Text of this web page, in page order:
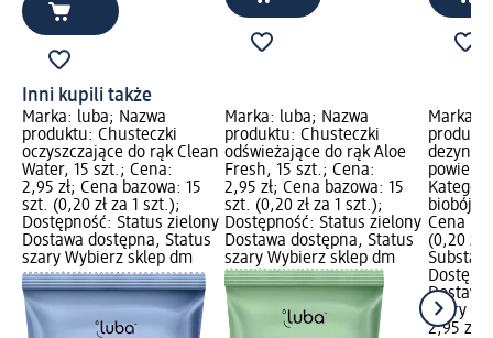
Inni kupili także
Marka: luba; Nazwa
produktu: Chusteczki
oczyszczające do rąk Clean
Water, 15 szt.; Cena:
2,95 zł; Cena bazowa: 15
szt. (0,20 zł za 1 szt.);
Dostępność: Status zielony
Dostawa dostępna, Status
szary Wybierz sklep dm
Marka: luba; Nazwa
produktu: Chusteczki
odświeżające do rąk Aloe
Fresh, 15 szt.; Cena:
2,95 zł; Cena bazowa: 15
szt. (0,20 zł za 1 szt.);
Dostępność: Status zielony
Dostawa dostępna, Status
szary Wybierz sklep dm
Marka:
Cena
(0,20 zł
szary
2,95 zł